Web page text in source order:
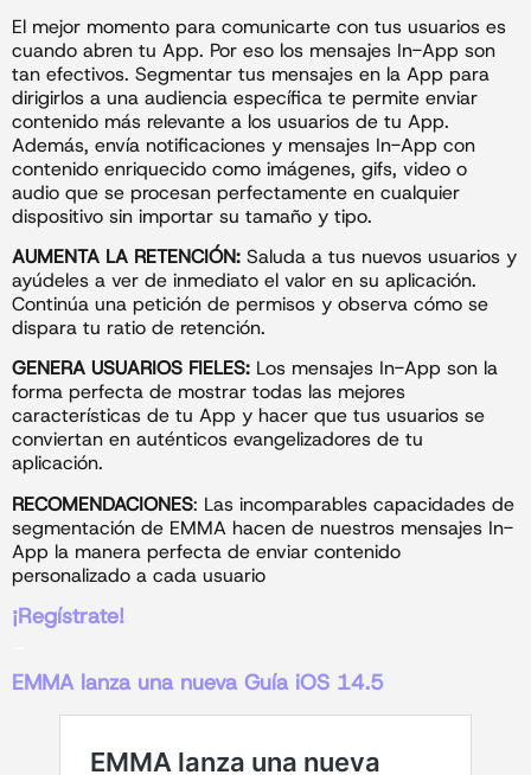
El mejor momento para comunicarte con tus usuarios es
cuando abren tu App. Por eso los mensajes In-App son
tan efectivos. Segmentar tus mensajes en la App para
dirigirlos a una audiencia específica te permite enviar
contenido más relevante a los usuarios de tu App.
Además, envía notificaciones y mensajes In-App con
contenido enriquecido como imágenes, gifs, video o
audio que se procesan perfectamente en cualquier
dispositivo sin importar su tamaño y tipo.
AUMENTA LA RETENCIÓN: Saluda a tus nuevos usuarios y
ayúdeles a ver de inmediato el valor en su aplicación.
Continúa una petición de permisos y observa cómo se
dispara tu ratio de retención.
GENERA USUARIOS FIELES: Los mensajes In-App son la
forma perfecta de mostrar todas las mejores
características de tu App y hacer que tus usuarios se
conviertan en auténticos evangelizadores de tu
aplicación.
RECOMENDACIONES: Las incomparables capacidades de
segmentación de EMMA hacen de nuestros mensajes In-
App la manera perfecta de enviar contenido
personalizado a cada usuario
¡Regístrate!
EMMA lanza una nueva Guía iOS 14.5